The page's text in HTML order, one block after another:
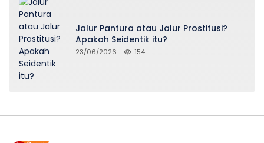
Jalur Pantura atau Jalur Prostitusi?
Apakah Seidentik itu?
23/06/2026 154